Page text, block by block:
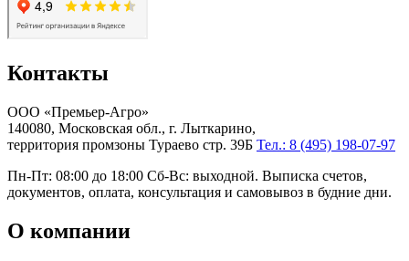
Контакты
ООО «Премьер-Агро»
140080, Московская обл., г. Лыткарино,
территория промзоны Тураево стр. 39Б Тел.: 8 (495) 198-07-97
Пн-Пт: 08:00 до 18:00 Сб-Вс: выходной. Выписка счетов,
документов, оплата, консультация и самовывоз в будние дни.
О компании